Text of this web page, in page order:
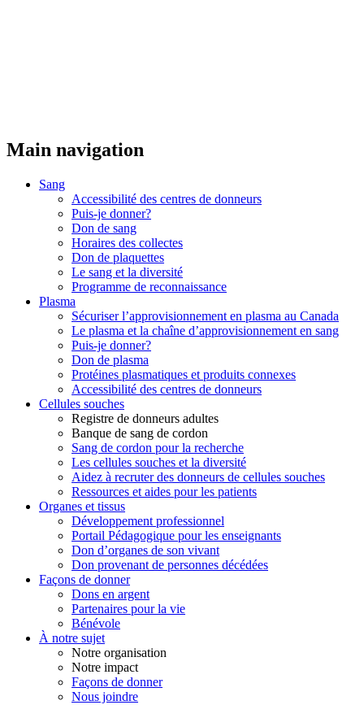
Main navigation
Sang
Accessibilité des centres de donneurs
Puis-je donner?
Don de sang
Horaires des collectes
Don de plaquettes
Le sang et la diversité
Programme de reconnaissance
Plasma
Sécuriser l’approvisionnement en plasma au Canada
Le plasma et la chaîne d’approvisionnement en sang
Puis-je donner?
Don de plasma
Protéines plasmatiques et produits connexes
Accessibilité des centres de donneurs
Cellules souches
Registre de donneurs adultes
Banque de sang de cordon
Sang de cordon pour la recherche
Les cellules souches et la diversité
Aidez à recruter des donneurs de cellules souches
Ressources et aides pour les patients
Organes et tissus
Développement professionnel
Portail Pédagogique pour les enseignants
Don d’organes de son vivant
Don provenant de personnes décédées
Façons de donner
Dons en argent
Partenaires pour la vie
Bénévole
À notre sujet
Notre organisation
Notre impact
Façons de donner
Nous joindre